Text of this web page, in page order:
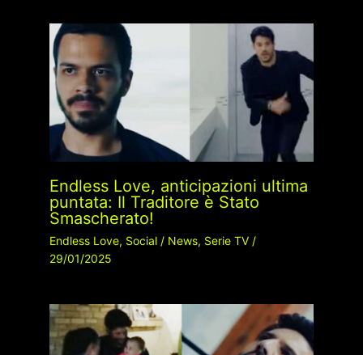
Endless Love, anticipazioni ultima
puntata: Il Traditore è Stato
Smascherato!
Endless Love, Social/ News, Serie TV/
29/01/2025